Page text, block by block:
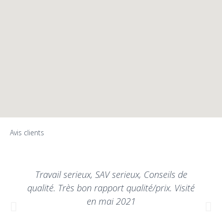
Avis clients
Travail serieux, SAV serieux, Conseils de
qualité. Très bon rapport qualité/prix. Visité
en mai 2021